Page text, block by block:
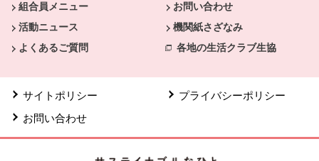
組合員メニュー
お問い合わせ
活動ニュース
機関紙さざなみ
よくあるご質問
各地の生活クラブ生協
サイトポリシー
プライバシーポリシー
お問い合わせ